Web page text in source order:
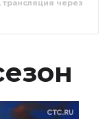
3 сезон
через